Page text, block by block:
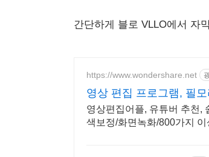
간단하게 블로 VLLO에서 자
https://www.wondershare.net
영상 편집 프로그램, 필
영상편집어플, 유튜버 추천,
색보정/화면녹화/800가지